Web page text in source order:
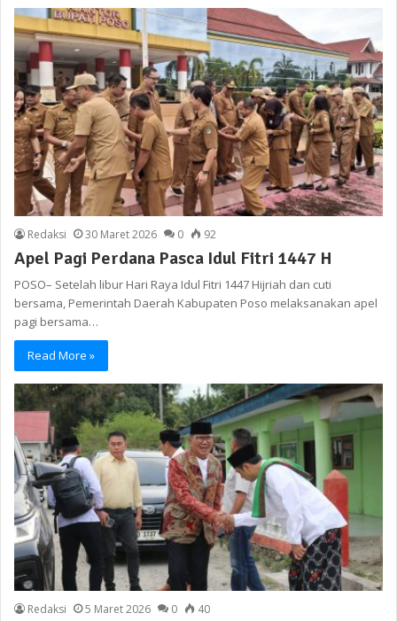
Redaksi 30 Maret 2026 0 92
Apel Pagi Perdana Pasca Idul Fitri 1447 H
POSO– Setelah libur Hari Raya Idul Fitri 1447 Hijriah dan cuti
bersama, Pemerintah Daerah Kabupaten Poso melaksanakan apel
pagi bersama…
Read More »
Redaksi 5 Maret 2026 0 40